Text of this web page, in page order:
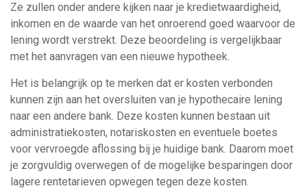
Ze zullen onder andere kijken naar je kredietwaardigheid,
inkomen en de waarde van het onroerend goed waarvoor de
lening wordt verstrekt. Deze beoordeling is vergelijkbaar
met het aanvragen van een nieuwe hypotheek.
Het is belangrijk op te merken dat er kosten verbonden
kunnen zijn aan het oversluiten van je hypothecaire lening
naar een andere bank. Deze kosten kunnen bestaan uit
administratiekosten, notariskosten en eventuele boetes
voor vervroegde aflossing bij je huidige bank. Daarom moet
je zorgvuldig overwegen of de mogelijke besparingen door
lagere rentetarieven opwegen tegen deze kosten.